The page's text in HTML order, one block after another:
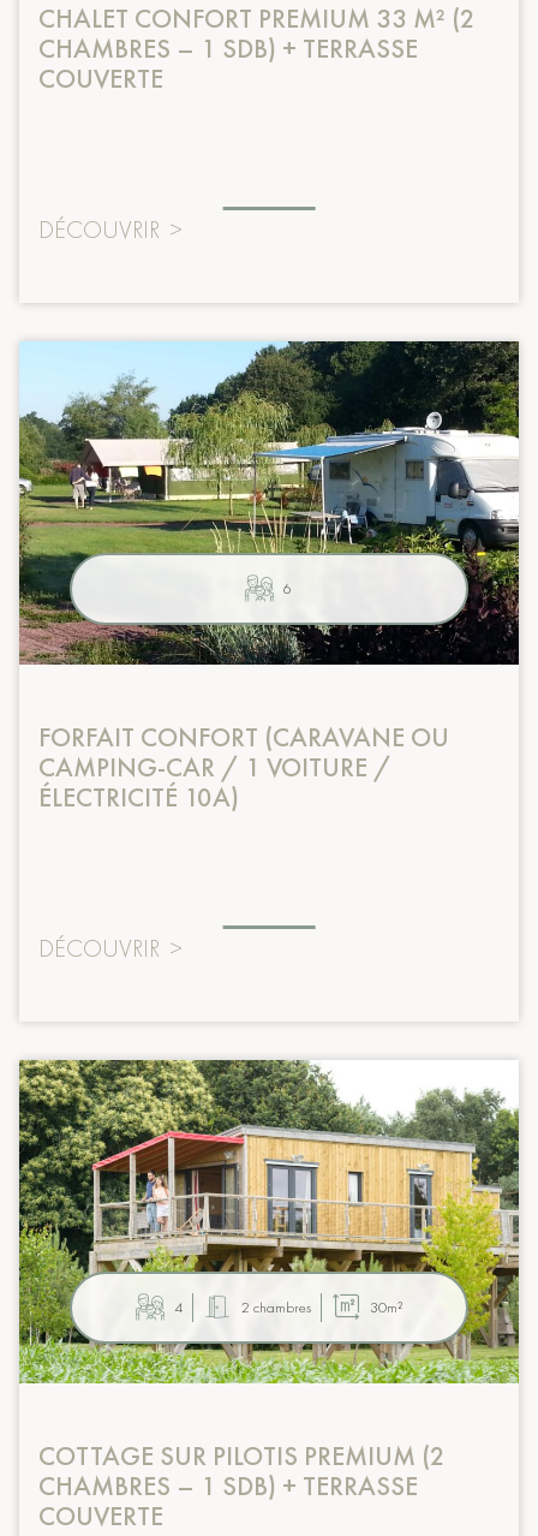
CHALET CONFORT PREMIUM 33 M² (2
CHAMBRES – 1 SDB) + TERRASSE
COUVERTE
DÉCOUVRIR >
6
FORFAIT CONFORT (CARAVANE OU
CAMPING-CAR / 1 VOITURE /
ÉLECTRICITÉ 10A)
DÉCOUVRIR >
4 2 chambres 30m²
COTTAGE SUR PILOTIS PREMIUM (2
CHAMBRES – 1 SDB) + TERRASSE
COUVERTE